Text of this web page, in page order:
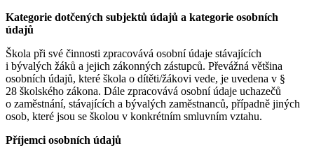
Kategorie dotčených subjektů údajů a kategorie osobních
údajů
Škola při své činnosti zpracovává osobní údaje stávajících
i bývalých žáků a jejich zákonných zástupců. Převážná většina
osobních údajů, které škola o dítěti/žákovi vede, je uvedena v §
28 školského zákona. Dále zpracovává osobní údaje uchazečů
o zaměstnání, stávajících a bývalých zaměstnanců, případně jiných
osob, které jsou se školou v konkrétním smluvním vztahu.
Příjemci osobních údajů